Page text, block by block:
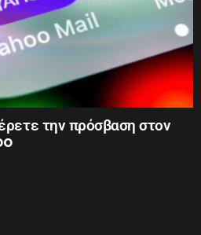
την πρόσβαση στον